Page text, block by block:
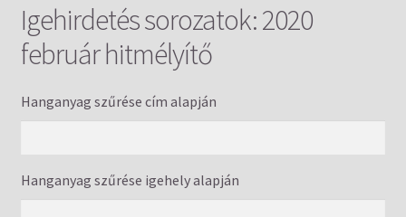
Igehirdetések
Eseménynaptár
Kapcsolat
Igehirdetés sorozatok:2020
február hitmélyítő
Hanganyag szűrése cím alapján
Hanganyag szűrése igehely alapján